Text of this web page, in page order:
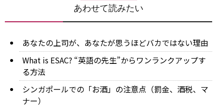
あわせて読みたい
あなたの上司が、あなたが思うほどバカではない理由
What is ESAC? “英語の先生”からワンランクアップす
る方法
シンガポールでの「お酒」の注意点（罰金、酒税、マ
ナー）